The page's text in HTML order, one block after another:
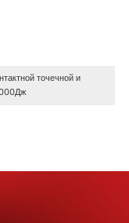
точечной и